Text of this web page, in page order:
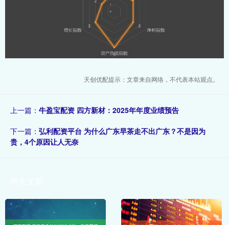
天创优配提示：文章来自网络，不代表本站观点。
上一篇： 牛盈宝配资 四方新材：2025年年度业绩预告
下一篇： 弘利配资平台 为什么广东早茶走不出广东？不是因为
贵，4个原因让人无奈